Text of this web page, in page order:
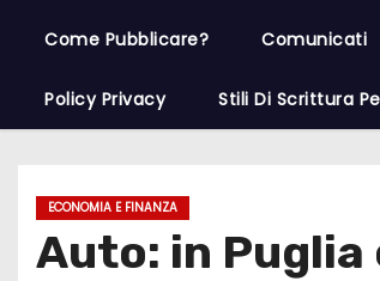
Come Pubblicare? Comunicati
Policy Privacy Stili Di Scrittura
ECONOMIA E FINANZA
Auto: in